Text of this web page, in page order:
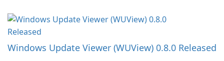
Windows Update Viewer (WUView) 0.8.0 Released